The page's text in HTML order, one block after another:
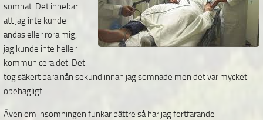
somnat. Det innebar
att jag inte kunde
andas eller röra mig,
jag kunde inte heller
kommunicera det. Det
tog säkert bara nån sekund innan jag somnade men det var mycket
obehagligt.
Även om insomningen funkar bättre så har jag fortfarande